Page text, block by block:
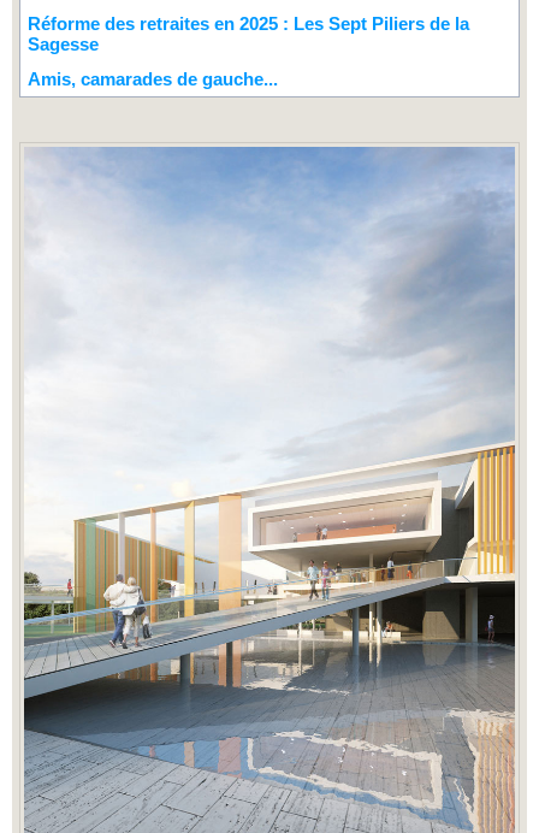
Réforme des retraites en 2025 : Les Sept Piliers de la
Sagesse
Amis, camarades de gauche...